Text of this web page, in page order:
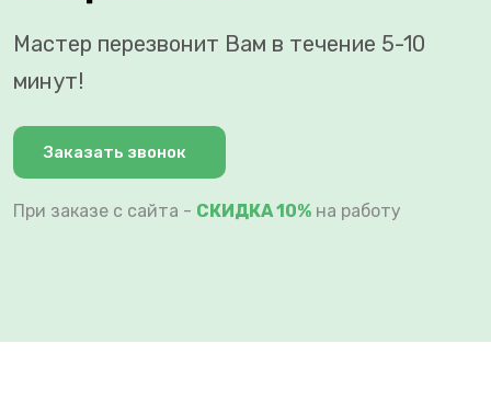
Мастер перезвонит Вам в течение 5-10
минут!
Заказать звонок
При заказе с сайта - СКИДКА 10% на работу